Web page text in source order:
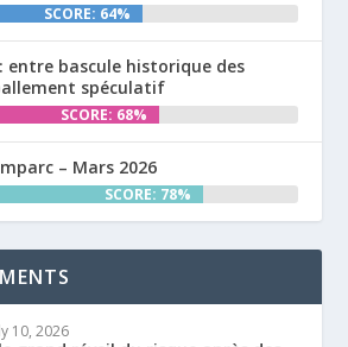
SCORE: 64%
: entre bascule historique des
spéculatif
SCORE: 68%
– Mars 2026
SCORE: 78%
10, 2026